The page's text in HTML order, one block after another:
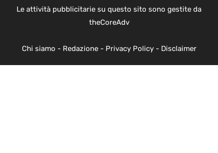
Le attività pubblicitarie su questo sito sono gestite da
theCoreAdv
Chi siamo - Redazione- Privacy Policy- Disclaimer